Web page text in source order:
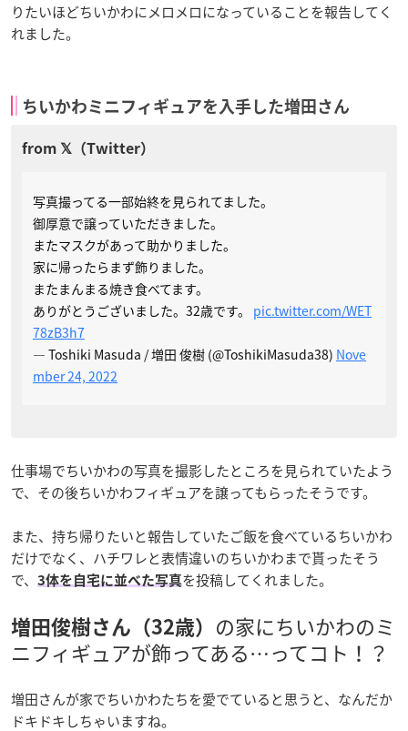
りたいほどちいかわにメロメロになっていることを報告してく
れました。
ちいかわミニフィギュアを入手した増田さん
写真撮ってる一部始終を見られてました。
御厚意で譲っていただきました。
またマスクがあって助かりました。
家に帰ったらまず飾りました。
またまんまる焼き食べてます。
ありがとうございました。32歳です。 pic.twitter.com/WET
78zB3h7
— Toshiki Masuda / 増田 俊樹 (@ToshikiMasuda38) Nove
mber 24, 2022
仕事場でちいかわの写真を撮影したところを見られていたよう
で、その後ちいかわフィギュアを譲ってもらったそうです。
また、持ち帰りたいと報告していたご飯を食べているちいかわ
だけでなく、ハチワレと表情違いのちいかわまで貰ったそう
で、
3体を自宅に並べた写真を投稿してくれました。
増田俊樹さん（32歳） の家にちいかわのミ
ニフィギュアが飾ってある…ってコト！？
増田さんが家でちいかわたちを愛でていると思うと、なんだか
ドキドキしちゃいますね。